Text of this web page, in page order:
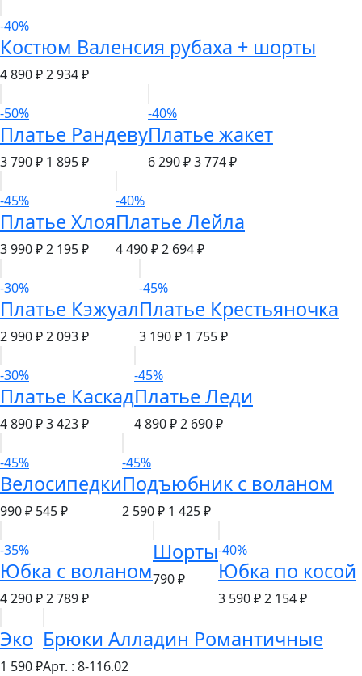
-40%
Костюм Валенсия рубаха + шорты
4 890 ₽2 934 ₽
-50%
Платье Рандеву
3 790 ₽ 1 895 ₽
-40%
Платье жакет
6 290 ₽3 774 ₽
-45%
Платье Хлоя
3 990 ₽2 195 ₽
-40%
Платье Лейла
4 490 ₽2 694 ₽
-30%
Платье Кэжуал
2 990 ₽2 093 ₽
-45%
Платье Крестьяночка
3 190 ₽ 1 755 ₽
-30%
Платье Каскад
4 890 ₽3 423 ₽
-45%
Платье Леди
4 890 ₽2 690 ₽
-45%
Велосипедки
990 ₽ 545 ₽
-45%
Подъюбник с воланом
2 590 ₽ 1 425 ₽
-35%
Юбка с воланом
4 290 ₽2 789 ₽
Шорты
790 ₽
-40%
Юбка по косой
3 590 ₽2 154 ₽
Эко
1 590 ₽
Брюки Алладин Романтичные
Арт. : 8-116.02